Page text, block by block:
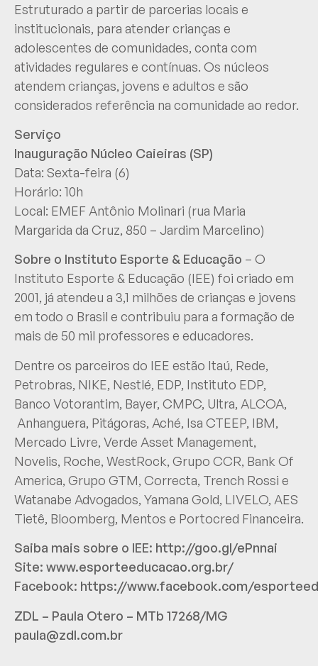
Estruturado a partir de parcerias locais e
institucionais, para atender crianças e
adolescentes de comunidades, conta com
atividades regulares e contínuas. Os núcleos
atendem crianças, jovens e adultos e são
considerados referência na comunidade ao redor.
Serviço
Inauguração Núcleo Caieiras (SP)
Data: Sexta-feira (6)
Horário: 10h
Local: EMEF Antônio Molinari (rua Maria
Margarida da Cruz, 850 – Jardim Marcelino)
Sobre o Instituto Esporte & Educação – O
Instituto Esporte & Educação (IEE) foi criado em
2001, já atendeu a 3,1 milhões de crianças e jovens
em todo o Brasil e contribuiu para a formação de
mais de 50 mil professores e educadores.
Dentre os parceiros do IEE estão Itaú, Rede,
Petrobras, NIKE, Nestlé, EDP, Instituto EDP,
Banco Votorantim, Bayer, CMPC, Ultra, ALCOA,
Anhanguera, Pitágoras, Aché, Isa CTEEP, IBM,
Mercado Livre, Verde Asset Management,
Novelis, Roche, WestRock, Grupo CCR, Bank Of
America, Grupo GTM, Correcta, Trench Rossi e
Watanabe Advogados, Yamana Gold, LIVELO, AES
Tietê, Bloomberg, Mentos e Portocred Financeira.
Saiba mais sobre o IEE: http://goo.gl/ePnnai
Site: www.esporteeducacao.org.br/
Facebook: https://www.facebook.com/
ZDL – Paula Otero – MTb 17268/MG
paula@zdl.com.br